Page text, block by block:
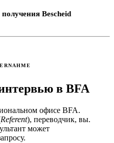
Bescheid
в BFA
офисе BFA.
Referent), переводчик, вы.
может